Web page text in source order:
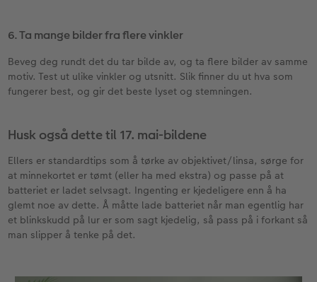
6. Ta mange bilder fra flere vinkler
Beveg deg rundt det du tar bilde av, og ta flere bilder av samme
motiv. Test ut ulike vinkler og utsnitt. Slik finner du ut hva som
fungerer best, og gir det beste lyset og stemningen.
Husk også dette til 17. mai-bildene
Ellers er standardtips som å tørke av objektivet/linsa, sørge for
at minnekortet er tømt (eller ha med ekstra) og passe på at
batteriet er ladet selvsagt. Ingenting er kjedeligere enn å ha
glemt noe av dette. Å måtte lade batteriet når man egentlig har
et blinkskudd på lur er som sagt kjedelig, så pass på i forkant så
man slipper å tenke på det.